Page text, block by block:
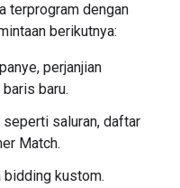
terprogram dengan
berikutnya:
perjanjian
baru.
saluran, daftar
Match.
bidding kustom.